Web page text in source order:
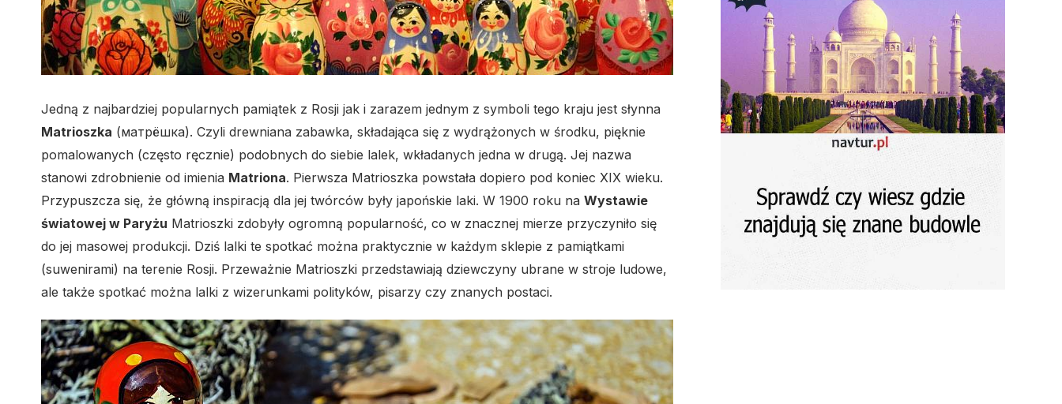
Jedną z najbardziej popularnych pamiątek z Rosji jak i zarazem jednym z symboli tego kraju jest słynna
Matrioszka (матрёшка). Czyli drewniana zabawka, składająca się z wydrążonych w środku, pięknie
pomalowanych (często ręcznie) podobnych do siebie lalek, wkładanych jedna w drugą. Jej nazwa
stanowi zdrobnienie od imienia Matriona. Pierwsza Matrioszka powstała dopiero pod koniec XIX wieku.
Przypuszcza się, że główną inspiracją dla jej twórców były japońskie laki. W 1900 roku na Wystawie
światowej w Paryżu Matrioszki zdobyły ogromną popularność, co w znacznej mierze przyczyniło się
do jej masowej produkcji. Dziś lalki te spotkać można praktycznie w każdym sklepie z pamiątkami
(suwenirami) na terenie Rosji. Przeważnie Matrioszki przedstawiają dziewczyny ubrane w stroje ludowe,
ale także spotkać można lalki z wizerunkami polityków, pisarzy czy znanych postaci.